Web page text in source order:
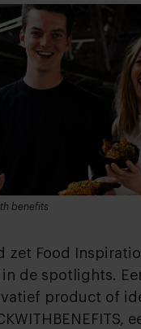
benefits
zet Food
de spotlights.
product of